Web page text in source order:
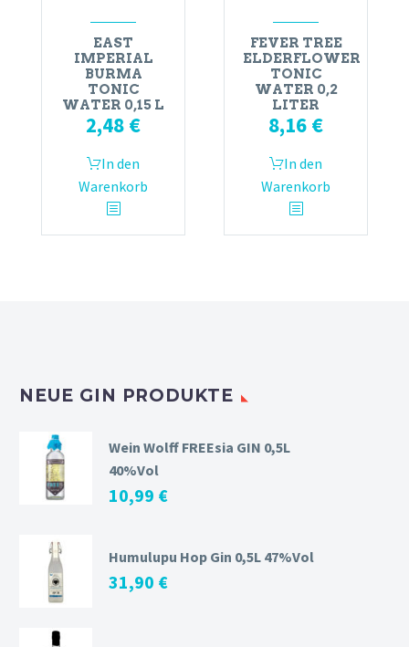
EAST
IMPERIAL
BURMA
TONIC
WATER 0,15 L
2,48 €
In den
Warenkorb
FEVER TREE
ELDERFLOWER
TONIC
WATER 0,2
LITER
8,16 €
In den
Warenkorb
NEUE GIN PRODUKTE
Wein Wolff FREEsia GIN 0,5L
40%Vol
10,99 €
Humulupu Hop Gin 0,5L 47%Vol
31,90 €